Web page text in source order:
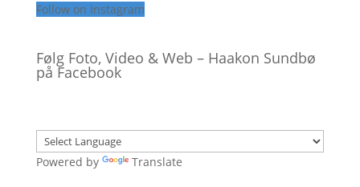
Follow on Instagram
Følg Foto, Video & Web – Haakon Sundbø
på Facebook
Powered by Translate